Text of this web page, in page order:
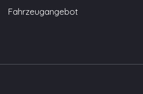
Fahrzeugangebot